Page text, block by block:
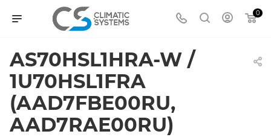
0
AS70HSL1HRA-W /
1U70HSL1FRA
(AAD7FBE00RU,
AAD7RAE00RU)